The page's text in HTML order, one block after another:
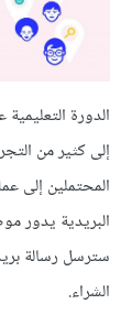
الدورة
إلى كثير من
المحتملين إلى
البريدية يدور
سترسل رسالة
الشراء.